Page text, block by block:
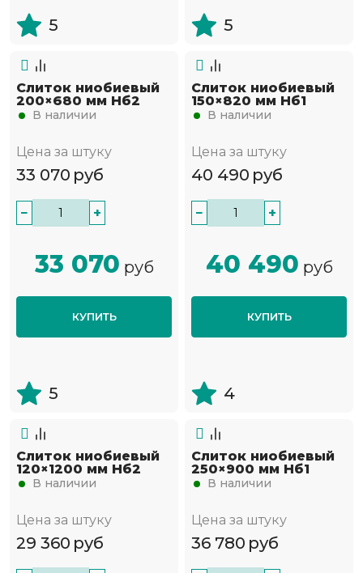
5 5
Слиток ниобиевый
200×680 мм Нб2
В наличии
Цена за штуку
33 070 руб
− +
33 070 руб
КУПИТЬ
5
Слиток ниобиевый
150×820 мм Нб1
В наличии
Цена за штуку
40 490 руб
− +
40 490 руб
КУПИТЬ
4
Слиток ниобиевый
120×1200 мм Нб2
В наличии
Цена за штуку
29 360 руб
Слиток ниобиевый
250×900 мм Нб1
В наличии
Цена за штуку
36 780 руб